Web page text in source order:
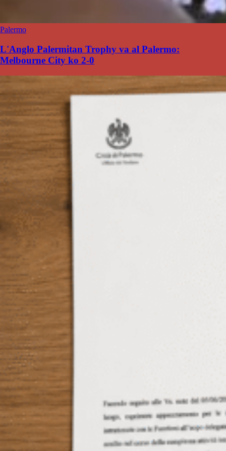
Palermo
L'Anglo Palermitan Trophy va al Palermo:
Melbourne City ko 2-0